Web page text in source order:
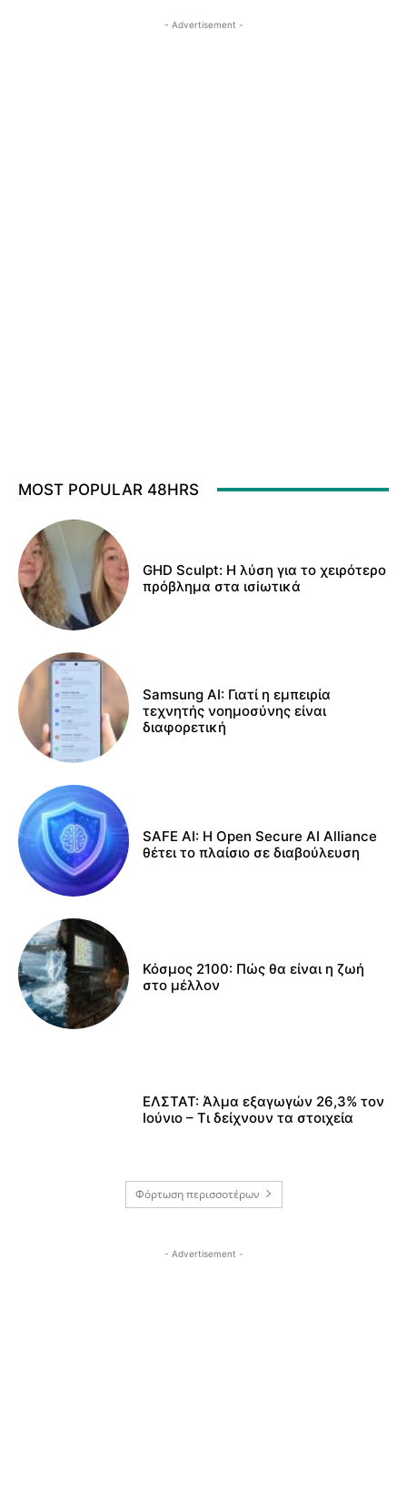
- Advertisement -
MOST POPULAR 48HRS
GHD Sculpt: Η λύση για το χειρότερο
πρόβλημα στα ισiωτικά
Samsung AI: Γιατί η εμπειρία
τεχνητής νοημοσύνης είναι
διαφορετική
SAFE AI: Η Open Secure AI Alliance
θέτει το πλαίσιο σε διαβούλευση
Κόσμος 2100: Πώς θα είναι η ζωή
στο μέλλον
ΕΛΣΤΑΤ: Άλμα εξαγωγών 26,3% τον
Ιούνιο – Τι δείχνουν τα στοιχεία
Φόρτωση περισσοτέρων
- Advertisement -